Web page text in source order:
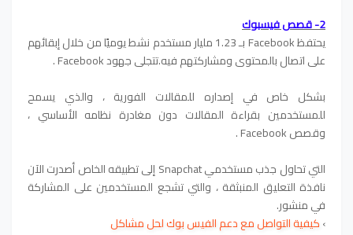
2- قصص فيسبوك
يحتفظ Facebook بـ 1.23 مليار مستخدم نشط يوميًا من خلال إبقائهم
على اتصال بالمحتوى ومشاركتهم فيه.تتجلى جهود Facebook .
بشكل خاص في إصداره للمقالات الفورية ، والذي يسمح
للمستخدمين بقراءة المقالات دون مغادرة نظامه الأساسي ،
وقصص Facebook .
التي تحاول جذب مستخدمي Snapchat إلى تطبيقه الخاص
أصدرت الآن
نافذة التعليق المنبثقة ، والتي تشجع المستخدمين على المشاركة
في منشور.
›كيفية التواصل مع دعم الفيس بوك لحل مشاكل